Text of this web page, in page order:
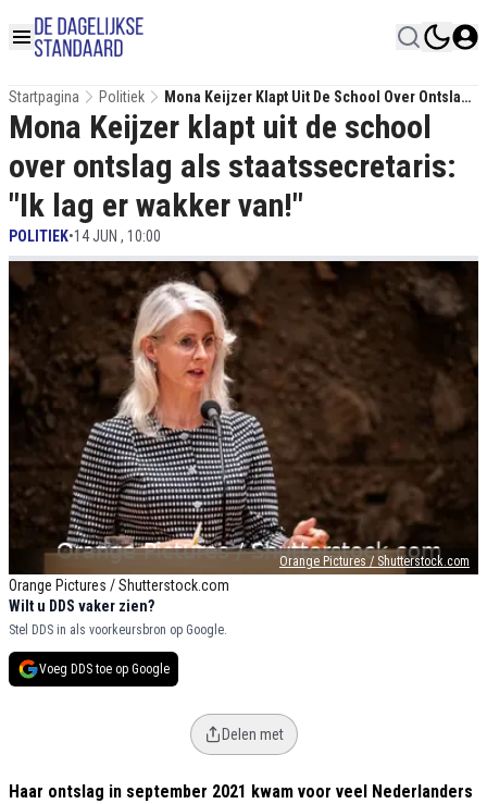
Startpagina Politiek
Mona Keijzer Klapt Uit De School Over Ontslag
Als Staatssecretaris: "Ik Lag Er Wakker Van!"
Orange Pictures / Shutterstock.com
Orange Pictures / Shutterstock.com
Mona Keijzer klapt uit de school
over ontslag als staatssecretaris:
"Ik lag er wakker van!"
POLITIEK•14 JUN , 10:00
Wilt u DDS vaker zien?
Stel DDS in als voorkeursbron op Google.
Voeg DDS toe op Google
Delen met
Haar ontslag in september 2021 kwam voor veel Nederlanders